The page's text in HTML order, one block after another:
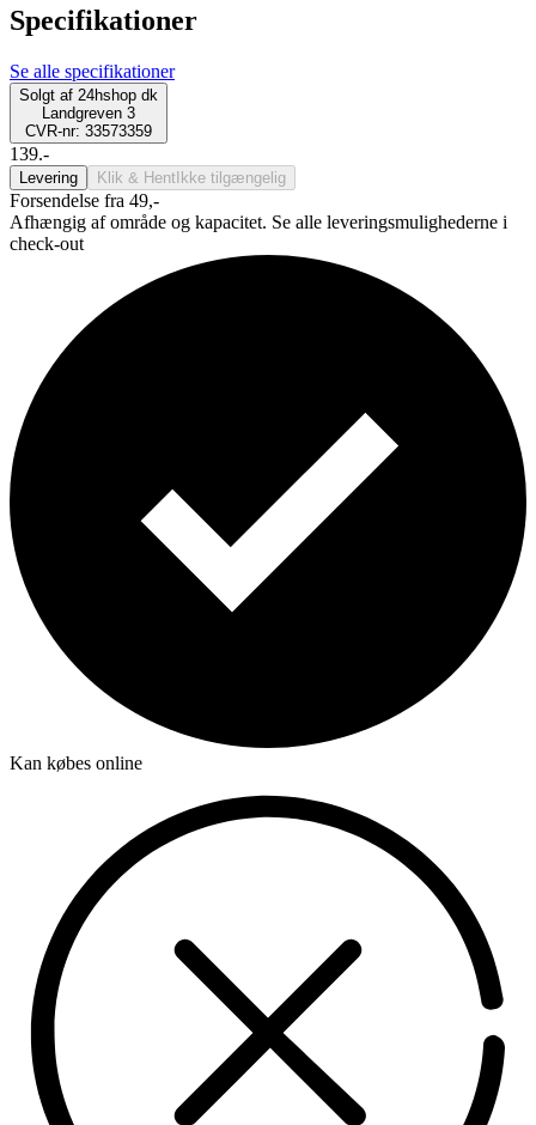
Specifikationer
Se alle specifikationer
Solgt af 24hshop dk
Landgreven 3
CVR-nr: 33573359
139.-
Levering Klik & Hent Ikke tilgængelig
Forsendelse fra 49,-
Afhængig af område og kapacitet. Se alle leveringsmulighederne i
check-out
Kan købes online